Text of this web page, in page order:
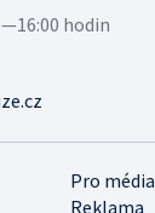
Pro média
Reklama
hodin